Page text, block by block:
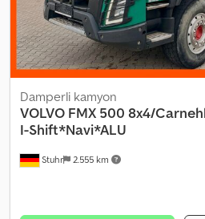
Stuhr 2.555 km
Damperli kamyon
VOLVO FMX 500 8x4/Carnehl
I-Shift*Navi*ALU